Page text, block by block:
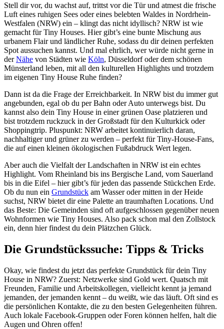
Stell dir vor, du wachst auf, trittst vor die Tür und atmest die frische
Luft eines ruhigen Sees oder eines belebten Waldes in Nordrhein-
Westfalen (NRW) ein – klingt das nicht idyllisch? NRW ist wie
gemacht für Tiny Houses. Hier gibt’s eine bunte Mischung aus
urbanem Flair und ländlicher Ruhe, sodass du dir deinen perfekten
Spot aussuchen kannst. Und mal ehrlich, wer würde nicht gerne in
derNähe von Städten wie Köln, Düsseldorf oder dem schönen
Münsterland leben, mit all den kulturellen Highlights und trotzdem
im eigenen Tiny House Ruhe finden?
Dann ist da die Frage der Erreichbarkeit. In NRW bist du immer gut
angebunden, egal ob du per Bahn oder Auto unterwegs bist. Du
kannst also dein Tiny House in einer grünen Oase platzieren und
bist trotzdem ruckzuck in der Großstadt für den Kulturkick oder
Shoppingtrip. Pluspunkt: NRW arbeitet kontinuierlich daran,
nachhaltiger und grüner zu werden – perfekt für Tiny-House-Fans,
die auf einen kleinen ökologischen Fußabdruck Wert legen.
Aber auch die Vielfalt der Landschaften in NRW ist ein echtes
Highlight. Vom Rheinland bis ins Bergische Land, vom Sauerland
bis in die Eifel – hier gibt’s für jeden das passende Stückchen Erde.
Ob du nun ein Grundstück am Wasser oder mitten in der Heide
suchst, NRW bietet dir eine Palette an traumhaften Locations. Und
das Beste: Die Gemeinden sind oft aufgeschlossen gegenüber neuen
Wohnformen wie Tiny Houses. Also pack schon mal den Zollstock
ein, denn hier findest du dein Plätzchen Glück.
Die Grundstückssuche: Tipps & Tricks
Okay, wie findest du jetzt das perfekte Grundstück für dein Tiny
House in NRW? Zuerst: Netzwerke sind Gold wert. Quatsch mit
Freunden, Familie und Arbeitskollegen, vielleicht kennt ja jemand
jemanden, der jemanden kennt – du weißt, wie das läuft. Oft sind es
die persönlichen Kontakte, die zu den besten Gelegenheiten führen.
Auch lokale Facebook-Gruppen oder Foren können helfen, halt die
Augen und Ohren offen!